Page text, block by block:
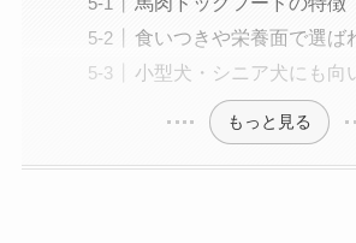
食いつきや栄養面で選ば
小型犬・シニア犬にも向
もっと見る